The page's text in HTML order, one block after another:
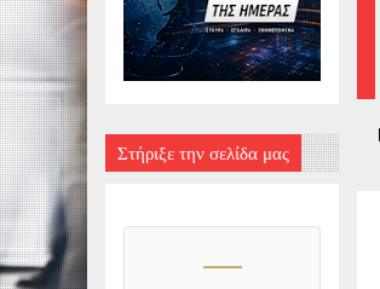
Στήριξε την σελίδα μας